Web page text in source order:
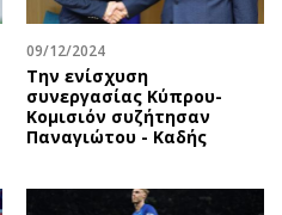
09/12/2024
Την ενίσχυση
συνεργασίας Κύπρου-
Κομισιόν συζήτησαν
Παναγιώτου - Καδής